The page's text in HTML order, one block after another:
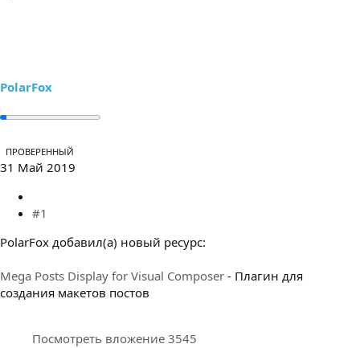
PolarFox
ПРОВЕРЕННЫЙ
31 Май 2019
#1
PolarFox добавил(а) новый ресурс:
Mega Posts Display for Visual Composer - Плагин для
создания макетов постов
Посмотреть вложение 3545